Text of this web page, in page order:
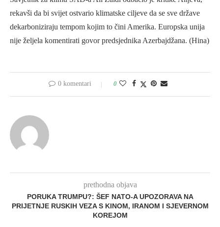
rekavši da bi svijet ostvario klimatske ciljeve da se sve države
dekarboniziraju tempom kojim to čini Amerika. Europska unija
nije željela komentirati govor predsjednika Azerbajdžana. (Hina)
0 komentari 0
prethodna objava
PORUKA TRUMPU?: ŠEF NATO-A UPOZORAVA NA
PRIJETNJE RUSKIH VEZA S KINOM, IRANOM I SJEVERNOM
KOREJOM